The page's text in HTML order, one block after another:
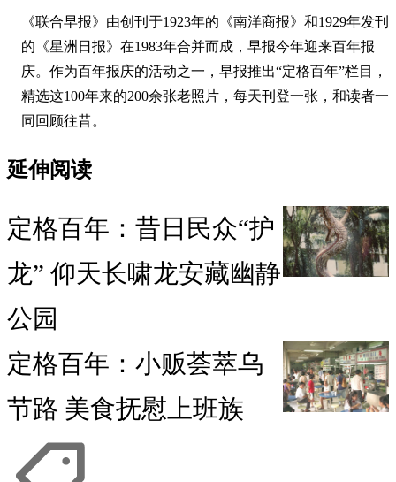
《联合早报》由创刊于1923年的《南洋商报》和1929年发刊
的《星洲日报》在1983年合并而成，早报今年迎来百年报
庆。作为百年报庆的活动之一，早报推出“定格百年”栏目，
精选这100年来的200余张老照片，每天刊登一张，和读者一
同回顾往昔。
延伸阅读
定格百年：昔日民众“护
龙” 仰天长啸龙安藏幽静
公园
定格百年：小贩荟萃乌
节路 美食抚慰上班族